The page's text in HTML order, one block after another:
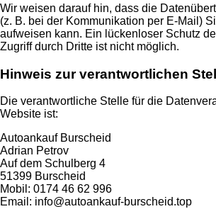
Wir weisen darauf hin, dass die
(z. B. bei der Kommunikation per E-Mail)
aufweisen kann. Ein lückenloser Schutz
Zugriff durch Dritte ist nicht möglich.
Hinweis zur verantwortlichen
Die verantwortliche Stelle für die
Website ist:
Autoankauf Burscheid
Adrian Petrov
Auf dem Schulberg 4
51399 Burscheid
Mobil: 0174 46 62 996
Email: info@autoankauf-burscheid.top